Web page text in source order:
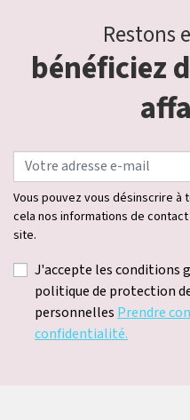
Restons
bénéficiez
Vous pouvez vous désinscrire
cela nos informations de
site.
J'accepte les conditions
politique de protection
personnelles Prendre
confidentialité.